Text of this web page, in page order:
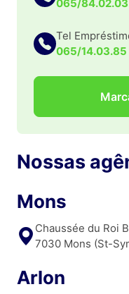
065/84.02.03
Tel
065/14.03.85
Nossas
Mons
Chaussée du Roi
7030 Mons (St-
Arlon